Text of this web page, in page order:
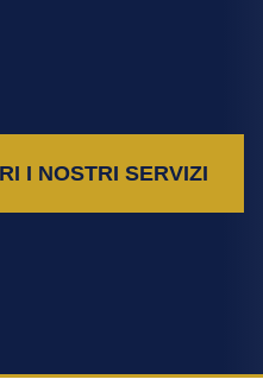
I NOSTRI SERVIZI